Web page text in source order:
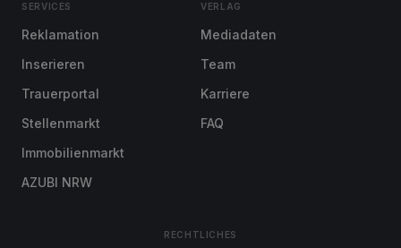
SERVICES
Reklamation
Inserieren
Trauerportal
Stellenmarkt
Immobilienmarkt
AZUBI NRW
VERLAG
Mediadaten
Team
Karriere
FAQ
RECHTLICHES